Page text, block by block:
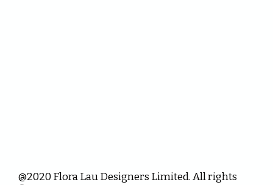
@2020 Flora Lau Designers Limited. All rights